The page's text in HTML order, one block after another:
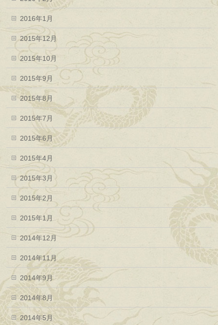
2016年1月
2015年12月
2015年10月
2015年9月
2015年8月
2015年7月
2015年6月
2015年4月
2015年3月
2015年2月
2015年1月
2014年12月
2014年11月
2014年9月
2014年8月
2014年5月